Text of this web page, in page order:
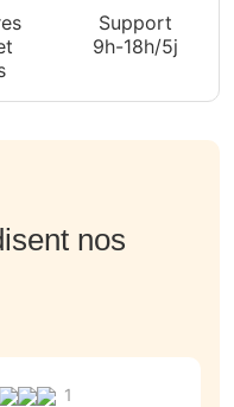
Support
9h-18h/5j
nos
1